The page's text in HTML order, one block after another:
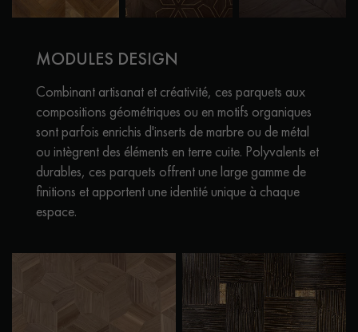
MODULES DESIGN
Combinant artisanat et créativité, ces parquets aux
compositions géométriques ou en motifs organiques
sont parfois enrichis d'inserts de marbre ou de métal
ou intègrent des éléments en terre cuite. Polyvalents et
durables, ces parquets offrent une large gamme de
finitions et apportent une identité unique à chaque
espace.